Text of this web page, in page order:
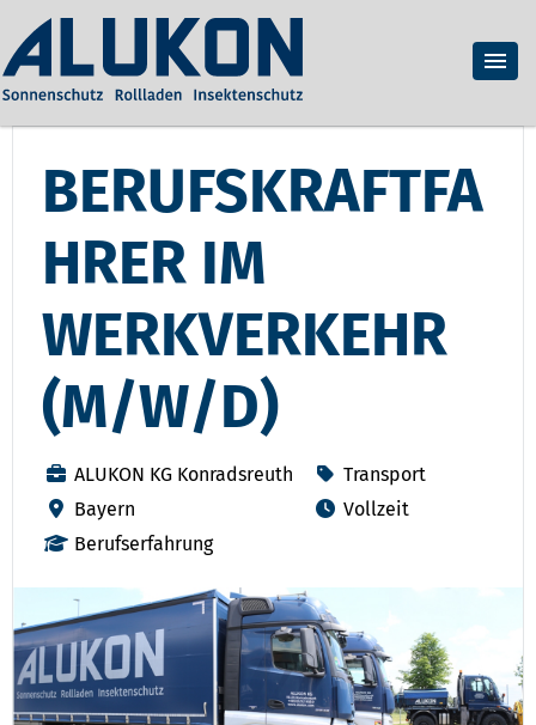
BERUFSKRAFTFA
HRER IM
WERKVERKEHR
(M/W/D)
ALUKON KG Konradsreuth
Bayern
Berufserfahrung
Transport
Vollzeit